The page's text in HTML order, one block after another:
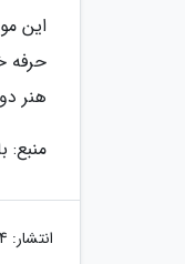
این
حرفه
هنر
منبع:
انتشار: 4 تیر 1401